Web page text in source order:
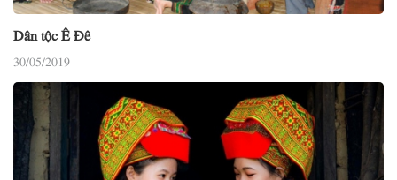
Dân tộc Ê Đê
30/05/2019